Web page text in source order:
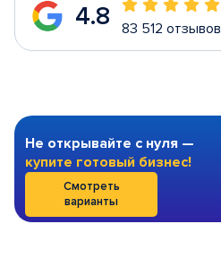
4.8 83 512 отзывов
Не открывайте с нуля —
купите готовый бизнес!
Смотреть
варианты